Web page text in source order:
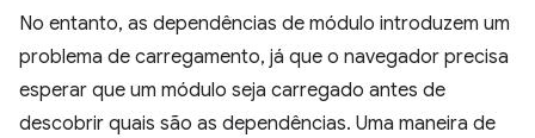
No entanto, as dependências de módulo introduzem um
problema de carregamento, já que o navegador precisa
esperar que um módulo seja carregado antes de
descobrir quais são as dependências. Uma maneira de